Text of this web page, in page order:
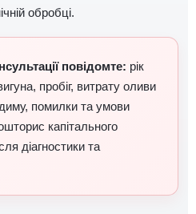
обробці.
повідомте: рік
пробіг, витрату оливи
помилки та умови
капітального
діагностики та